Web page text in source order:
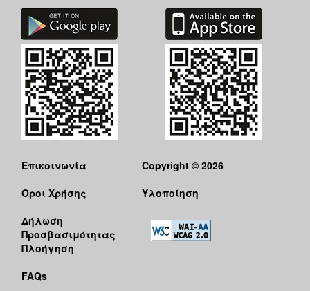
Επικοινωνία
Όροι Χρήσης
Δήλωση
Προσβασιμότητας
Πλοήγηση
FAQs
Copyright © 2026
Υλοποίηση